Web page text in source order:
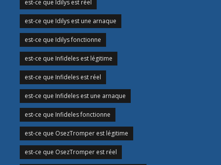
est-ce que Idilys est réel
est-ce que Idilys est une arnaque
est-ce que Idilys fonctionne
est-ce que Infideles est légitime
est-ce que Infideles est réel
est-ce que Infideles est une arnaque
est-ce que Infideles fonctionne
est-ce que OsezTromper est légitime
est-ce que OsezTromper est réel